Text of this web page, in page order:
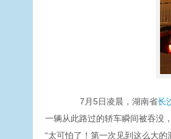
7月5日凌晨，湖南省长
一辆从此路过的轿车瞬间被吞没
“太可怕了！第一次见到这么大的